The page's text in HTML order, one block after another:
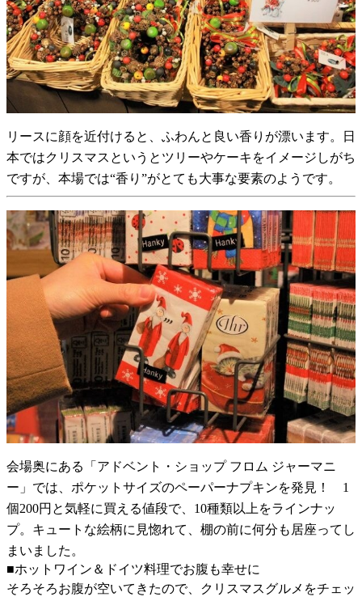
リースに顔を近付けると、ふわんと良い香りが漂います。日
本ではクリスマスというとツリーやケーキをイメージしがち
ですが、本場では“香り”がとても大事な要素のようです。
会場奥にある「アドベント・ショップ フロム ジャーマニ
ー」では、ポケットサイズのペーパーナプキンを発見！ 1
個200円と気軽に買える値段で、10種類以上をラインナッ
プ。キュートな絵柄に見惚れて、棚の前に何分も居座ってし
まいました。
■ホットワイン＆ドイツ料理でお腹も幸せに
そろそろお腹が空いてきたので、クリスマスグルメをチェッ